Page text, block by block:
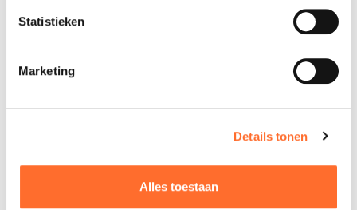
Statistieken
Marketing
Details tonen
Alles toestaan